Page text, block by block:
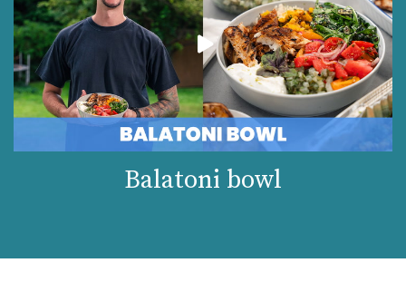
Balatoni bowl